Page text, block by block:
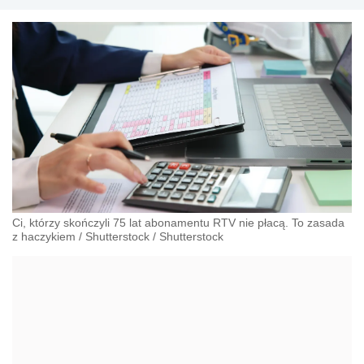
Ci, którzy skończyli 75 lat abonamentu RTV nie płacą. To zasada
z haczykiem / Shutterstock / Shutterstock